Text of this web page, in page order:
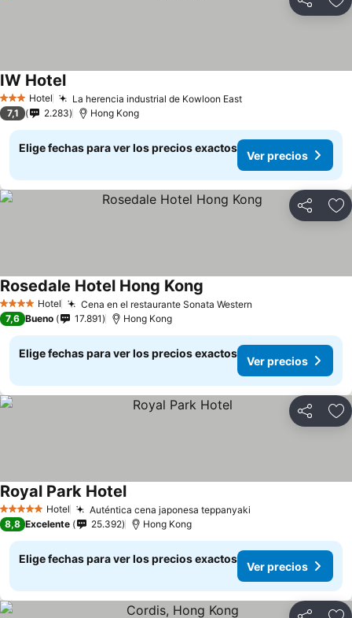
Compartir
3 Estrellas
Hotel La herencia industrial de Kowloon EastVer precios
IW HotelVer precios
7,1 2.283 Hong Kong
Elige fechas para ver los precios exactos
Ver precios
Compartir
4 EstrellasHotel Cena en el restaurante Sonata Western
Rosedale Hotel Hong Kong
7,6 Bueno 17.891 Hong Kong
Elige fechas para ver los precios exactos
Ver precios
Compartir
5 Estrellas Hotel Auténtica cena japonesa teppanyaki
Royal Park HotelVer precios
8,8 Excelente 25.392 Hong Kong
Elige fechas para ver los precios exactos
Ver precios